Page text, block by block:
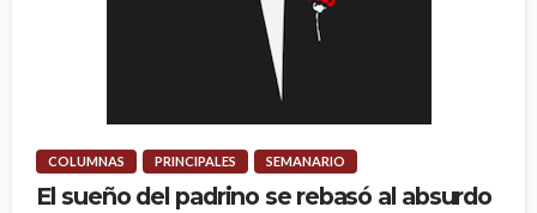
COLUMNAS PRINCIPALES SEMANARIO
El sueño del padrino se rebasó al absurdo